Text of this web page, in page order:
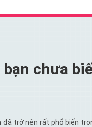
bạn chưa
trở nên rất phổ biến